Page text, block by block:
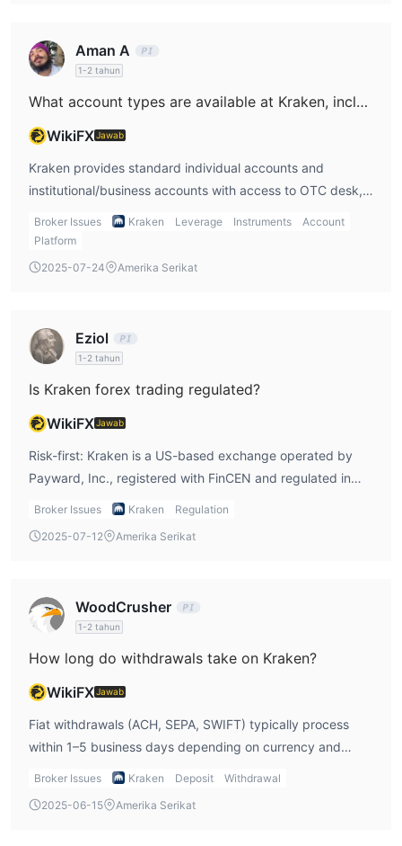
Aman A
1-2 tahun
What account types are available at Kraken, including business accounts?
WikiFXJawab
Kraken provides standard individual accounts and
institutional/business accounts with access to OTC desk,
custody services, Kraken Prime, futures and margin
trading. Business/institutional clients benefit from features
like higher volume limits, API access, and tailored
Broker Issues Kraken Leverage Instruments
Account
Platform
2025-07-24
Amerika Serikat
Eziol
1-2 tahun
Is Kraken forex trading regulated?
WikiFXJawab
Risk-first: Kraken is a US-based exchange operated by
Payward, Inc., registered with FinCEN and regulated in
jurisdictions such as the US, UK (FCA), Canada (FINTRAC)
with regulatory oversight, though U.S. regulatory actions
Broker Issues Kraken
Regulation
2025-07-12
Amerika Serikat
WoodCrusher
1-2 tahun
How long do withdrawals take on Kraken?
WikiFXJawab
Fiat withdrawals (ACH, SEPA, SWIFT) typically process
within 1–5 business days depending on currency and
method; crypto withdrawals may take variable blockchain
trigger a 72‑hour hold before funds are withdrawable
Broker Issues Kraken Deposit
Withdrawal
2025-06-15
Amerika Serikat